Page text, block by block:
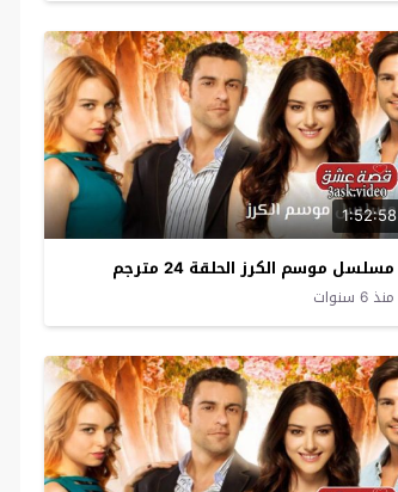
1:52:58
مسلسل موسم الكرز الحلقة 24 مترجم
منذ 6 سنوات